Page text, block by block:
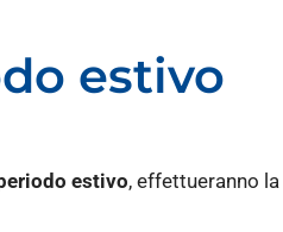
estivo
estivo, effettueranno la